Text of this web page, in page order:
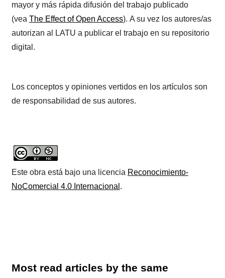
mayor y más rápida difusión del trabajo publicado
(vea The Effect of Open Access). A su vez los autores/as
autorizan al LATU a publicar el trabajo en su repositorio
digital.
Los conceptos y opiniones vertidos en los artículos son
de responsabilidad de sus autores.
Este obra está bajo una licencia Reconocimiento-
NoComercial 4.0 Internacional .
Most read articles by the same